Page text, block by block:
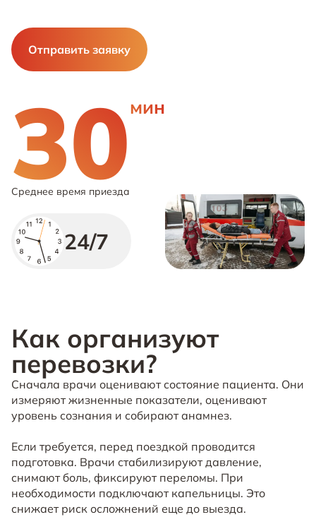
Отправить заявку
30мин
Среднее время приезда
24/7
Как организуют
перевозки?
Сначала врачи оценивают состояние пациента. Они
измеряют жизненные показатели, оценивают
уровень сознания и собирают анамнез.
Если требуется, перед поездкой проводится
подготовка. Врачи стабилизируют давление,
снимают боль, фиксируют переломы. При
необходимости подключают капельницы. Это
снижает риск осложнений еще до выезда.